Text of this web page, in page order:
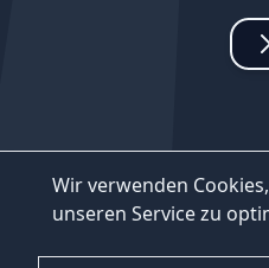
Wir verwenden
unseren Service zu